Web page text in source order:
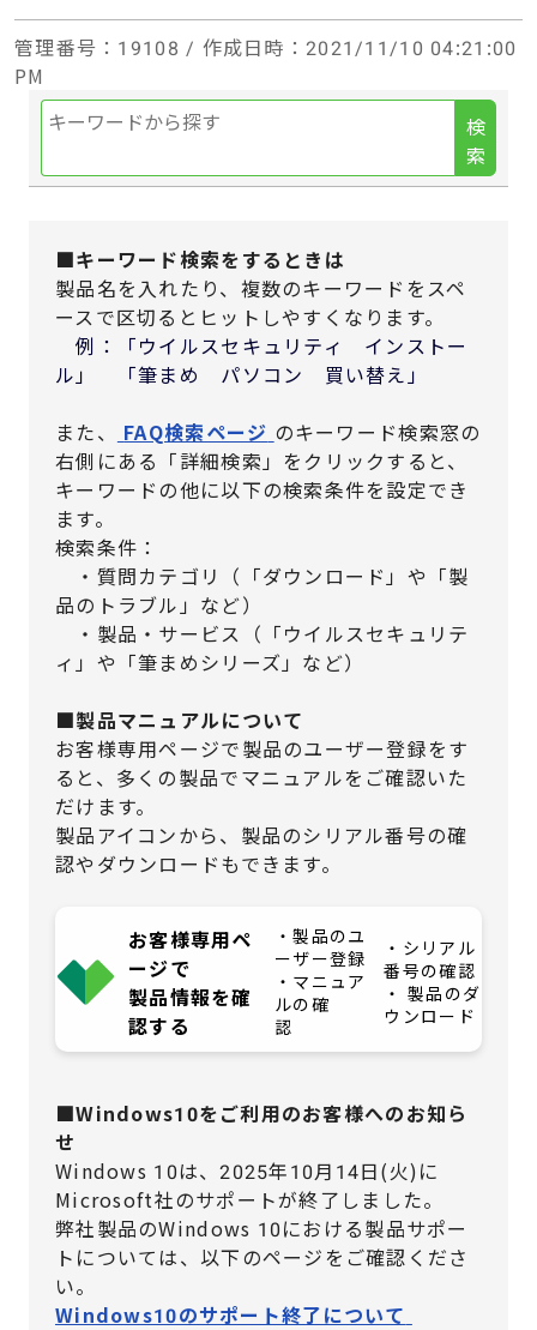
管理番号 ：19108 / 作成日時 ：2021/11/10 04:21:00
PM
検
索
■キーワード検索をするときは
製品名を入れたり、複数のキーワードをスペ
ースで区切るとヒットしやすくなります。
例：「ウイルスセキュリティ インストー
ル」 「筆まめ パソコン 買い替え」
また、
FAQ検索ページ のキーワード検索窓の
右側にある「詳細検索」をクリックすると、
キーワードの他に以下の検索条件を設定でき
ます。
検索条件：
・質問カテゴリ（「ダウンロード」や「製
品のトラブル」など）
・製品・サービス（「ウイルスセキュリテ
ィ」や「筆まめシリーズ」など）
■製品マニュアルについて
お客様専用ページで製品のユーザー登録をす
ると、多くの製品でマニュアルをご確認いた
だけます。
製品アイコンから、製品のシリアル番号の確
認やダウンロードもできます。
お客様専用ペ
ージで
製品情報を確
認する
・製品のユ
ーザー登録
・マニュア
ルの確
認
・シリアル
番号の確認
・ 製品のダ
ウンロード
■Windows10をご利用のお客様へのお知ら
せ
Windows 10は、2025年10月14日(火)に
Microsoft社のサポートが終了しました。
弊社製品のWindows 10における製品サポー
トについては、 以下のページをご確認くださ
い。
Windows10のサポート終了について